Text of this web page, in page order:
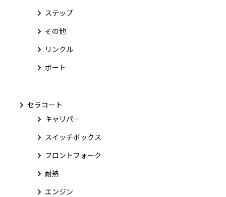
ステップ
その他
リンクル
ボート
セラコート
キャリパー
スイッチボックス
フロントフォーク
耐熱
エンジン